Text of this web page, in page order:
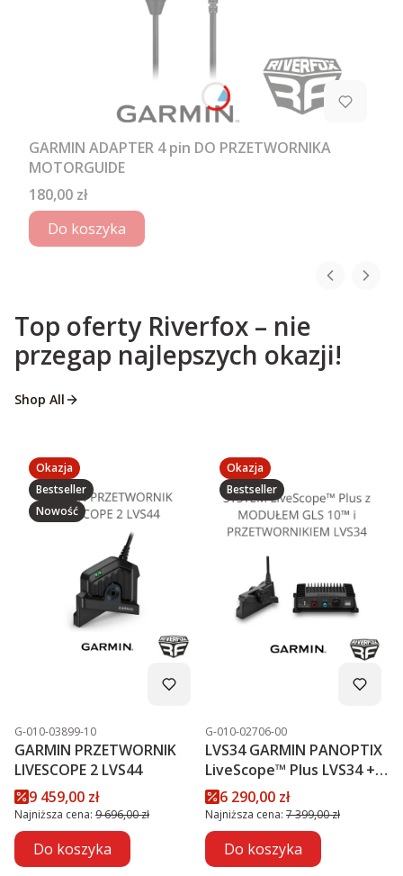
GARMIN ADAPTER 4 pin DO PRZETWORNIKA
MOTORGUIDE
Cena
180,00 zł
Do koszyka
Top oferty Riverfox – nie
przegap najlepszych okazji!
Shop All
Okazja
Bestseller
Nowość
Kod produktu
G-010-03899-10
GARMIN PRZETWORNIK
LIVESCOPE 2 LVS44
Cena promocyjna
9 459,00 zł
Najniższa cena: 9 696,00 zł
Do koszyka
Okazja
Bestseller
Kod produktu
G-010-02706-00
LVS34 GARMIN PANOPTIX
LiveScope™ Plus LVS34 +
MODUŁ GLS 10™
PROMOCJA
Cena promocyjna
6 290,00 zł
Najniższa cena: 7 399,00 zł
Do koszyka